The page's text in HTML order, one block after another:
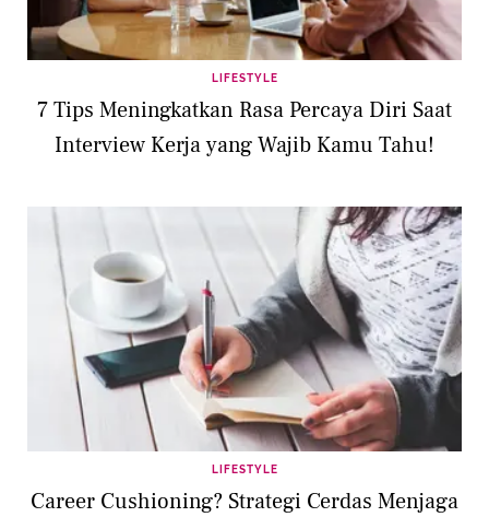
LIFESTYLE
7 Tips Meningkatkan Rasa Percaya Diri Saat
Interview Kerja yang Wajib Kamu Tahu!
LIFESTYLE
Career Cushioning? Strategi Cerdas Menjaga